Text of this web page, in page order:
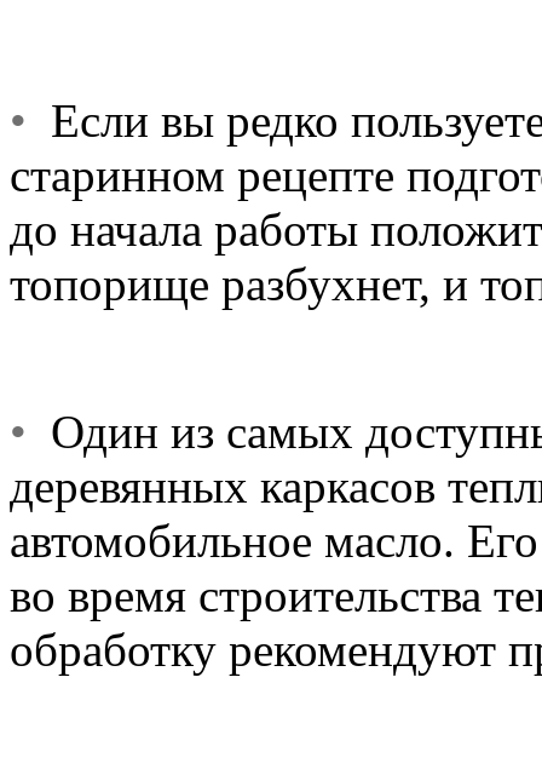
• Если вы редко
старинном рецепте
до начала работы
топорище разбухнет, и
• Один из самых
деревянных каркасов
автомобильное масло.
во время строительства
обработку рекомендуют